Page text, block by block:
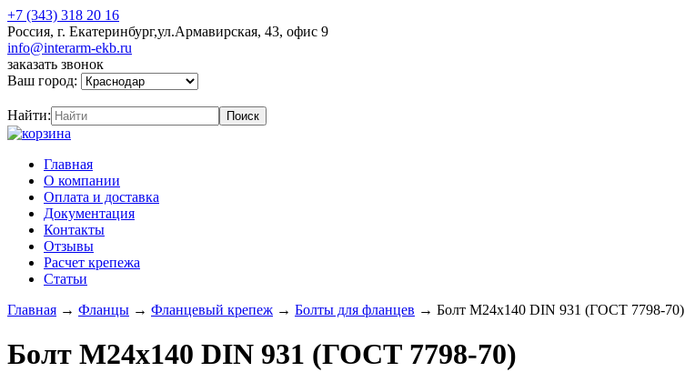
+7 (343) 318 20 16
Россия, г. Екатеринбург,ул.Армавирская, 43, офис 9
info@interarm-ekb.ru
заказать звонок
Ваш город:
Найти:
Главная
О компании
Оплата и доставка
Документация
Контакты
Отзывы
Расчет крепежа
Статьи
Главная → Фланцы → Фланцевый крепеж → Болты для фланцев → Болт М24х140 DIN 931 (ГОСТ 7798-70)
Болт М24х140 DIN 931 (ГОСТ 7798-70)